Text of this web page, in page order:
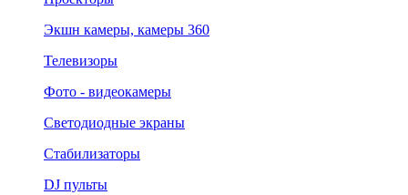
Экшн камеры, камеры 360
Телевизоры
Фото - видеокамеры
Светодиодные экраны
Стабилизаторы
DJ пульты